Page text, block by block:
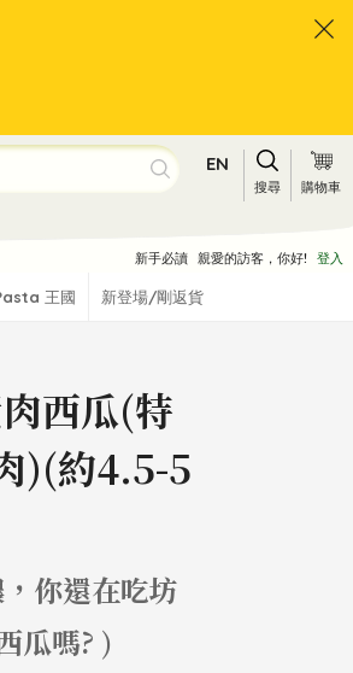
EN
搜尋 購物車
新手必讀 親愛的訪客，你好! 登入
王國 新登場/剛返貨
西瓜(特
)(約4.5-5
你還在吃坊
瓜嗎? )